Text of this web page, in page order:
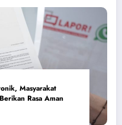
Masyarakat
Rasa Aman